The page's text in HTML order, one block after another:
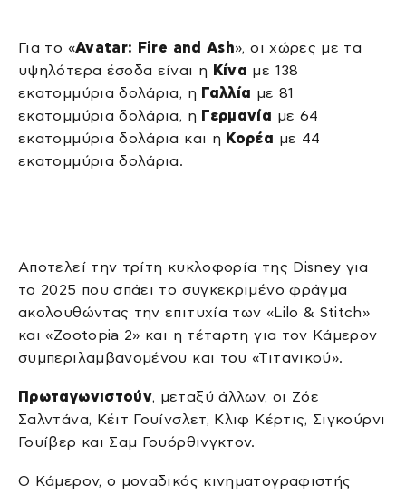
Για το «Avatar: Fire and Ash», οι χώρες με τα
υψηλότερα έσοδα είναι η Κίνα με 138
εκατομμύρια δολάρια, η Γαλλία με 81
εκατομμύρια δολάρια, η Γερμανία με 64
εκατομμύρια δολάρια και η Κορέα με 44
εκατομμύρια δολάρια.
Αποτελεί την τρίτη κυκλοφορία της Disney για
το 2025 που σπάει το συγκεκριμένο φράγμα
ακολουθώντας την επιτυχία των «Lilo & Stitch»
και «Zootopia 2» και η τέταρτη για τον Κάμερον
συμπεριλαμβανομένου και του «Τιτανικού».
Πρωταγωνιστούν, μεταξύ άλλων, οι Ζόε
Σαλντάνα, Κέιτ Γουίνσλετ, Κλιφ Κέρτις, Σιγκούρνι
Γουίβερ και Σαμ Γουόρθινγκτον.
Ο Κάμερον, ο μοναδικός κινηματογραφιστής